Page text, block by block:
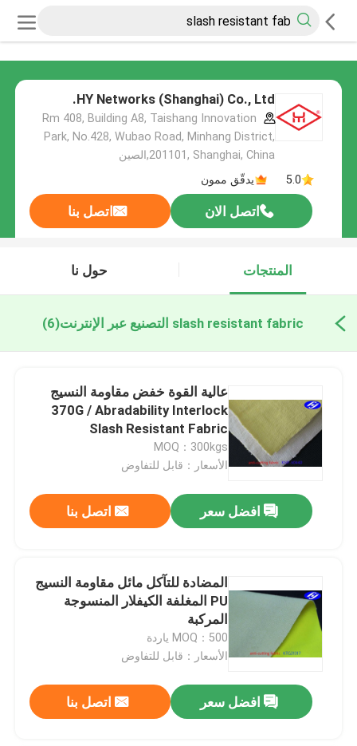
HY Networks (Shanghai) Co., Ltd.
Rm 408, Building A8, Taishang Innovation
Park, No.428, Wubao Road, Minhang District,
201101, Shanghai, China,الصين
5.0
يدقّق ممون
اتصل الان اتصل بنا
المنتجات حول نا
slash resistant fabric التصنيع عبر الإنترنت (6)
عالية القوة خفض مقاومة النسيج
370G / Abradability Interlock
Slash Resistant Fabric
MOQ：300kgs
الأسعار：قابل للتفاوض
افضل سعر اتصل بنا
المضادة للتآكل مائل مقاومة النسيج
PU المغلفة الكيفلار المنسوجة
المركبة
MOQ：500 ياردة
الأسعار：قابل للتفاوض
افضل سعر اتصل بنا